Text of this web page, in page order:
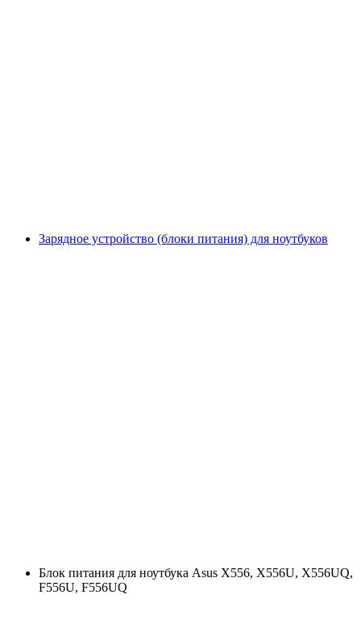
Зарядное устройство (блоки питания) для ноутбуков
Блок питания для ноутбука Asus X556, X556U, X556UQ,
F556U, F556UQ